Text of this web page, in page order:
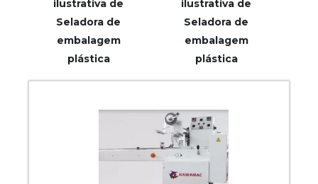
ilustrativa de
Seladora de
embalagem
plástica
ilustrativa de
Seladora de
embalagem
plástica